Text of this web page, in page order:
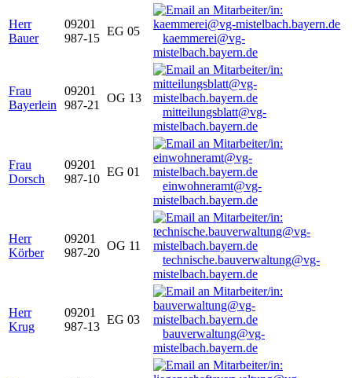
Herr
Bauer
09201
987-15
EG 05
kaemmerei@vg-
mistelbach.bayern.de
Frau
Bayerlein
09201
987-21
OG 13
mitteilungsblatt@vg-
mistelbach.bayern.de
Frau
Dorsch
09201
987-10
EG 01
einwohneramt@vg-
mistelbach.bayern.de
Herr
Körber
09201
987-20
OG 11
technische.bauverwaltung@vg-
mistelbach.bayern.de
Herr
Krug
09201
987-13
EG 03
bauverwaltung@vg-
mistelbach.bayern.de